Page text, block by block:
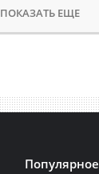
ПОКАЗАТЬ ЕЩЕ
Популярное